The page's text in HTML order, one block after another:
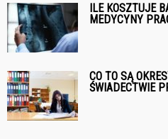
ILE KOSZTUJE
MEDYCYNY
CO TO SĄ
ŚWIADECTWIE